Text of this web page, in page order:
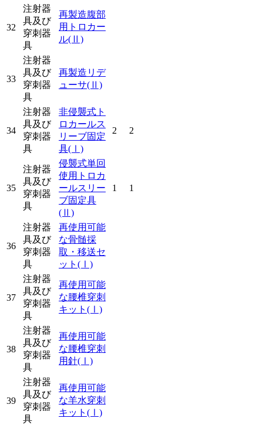
32
注射器
具及び
穿刺器
具
再製造腹部
用トロカー
ル(Ⅱ)
33
注射器
具及び
穿刺器
具
再製造リデ
ューサ(Ⅱ)
34
注射器
具及び
穿刺器
具
非侵襲式ト
ロカールス
リーブ固定
具(Ⅰ)
2 2
35
注射器
具及び
穿刺器
具
侵襲式単回
使用トロカ
ールスリー
ブ固定具
(Ⅱ)
1 1
36
注射器
具及び
穿刺器
具
再使用可能
な骨髄採
取・移送セ
ット (Ⅰ)
37
注射器
具及び
穿刺器
具
再使用可能
な腰椎穿刺
キット (Ⅰ)
38
注射器
具及び
穿刺器
具
再使用可能
な腰椎穿刺
用針(Ⅰ)
39
注射器
具及び
穿刺器
具
再使用可能
な羊水穿刺
キット (Ⅰ)